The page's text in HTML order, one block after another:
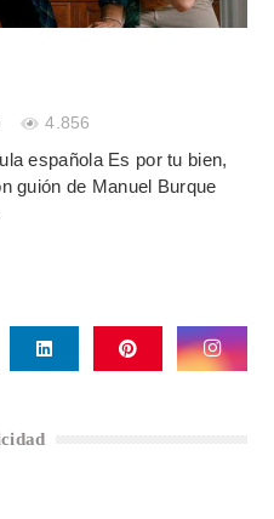
4.856
española Es por tu bien,
guión de Manuel Burque